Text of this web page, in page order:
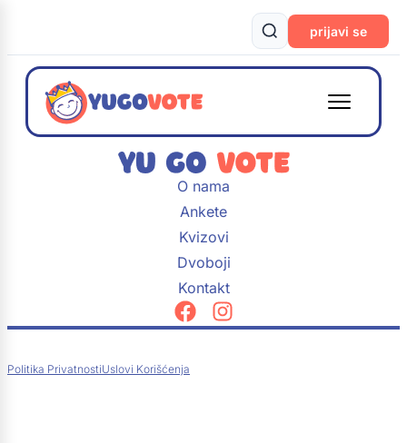
prijavi se
O nama
Ankete
Kvizovi
Dvoboji
Kontakt
Politika PrivatnostiUslovi Korišćenja